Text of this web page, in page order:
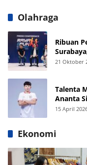
Olahraga
Ribuan
21 Oktober
Talenta
Ananta
dan Asia
15 April
Ekonomi